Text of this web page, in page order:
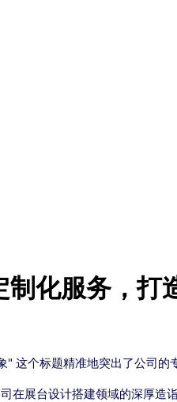
化服务，打
这个标题精准地突出了公司
司在展台设计搭建领域的深厚